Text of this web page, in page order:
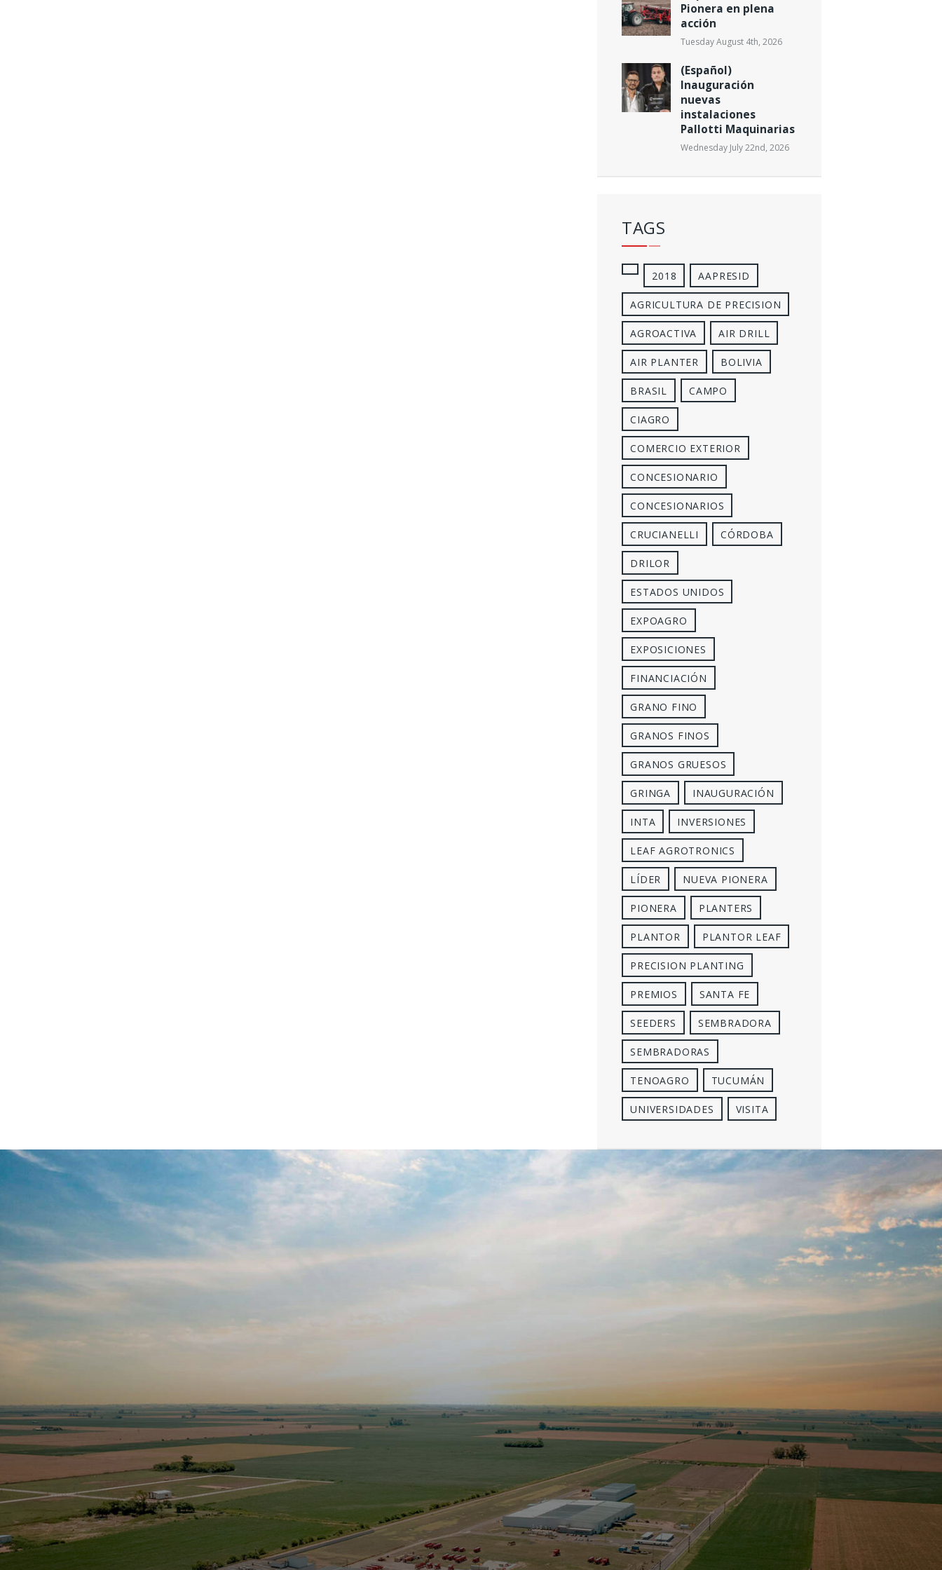
Pionera en plena
acción
Tuesday August 4th, 2026
(Español)
Inauguración
nuevas
instalaciones
Pallotti Maquinarias
Wednesday July 22nd, 2026
TAGS
2018 AAPRESID
AGRICULTURA DE PRECISION
AGROACTIVA AIR DRILL
AIR PLANTER BOLIVIA
BRASIL CAMPO
CIAGRO
COMERCIO EXTERIOR
CONCESIONARIO
CONCESIONARIOS
CRUCIANELLI CÓRDOBA
DRILOR
ESTADOS UNIDOS
EXPOAGRO
EXPOSICIONES
FINANCIACIÓN
GRANO FINO
GRANOS FINOS
GRANOS GRUESOS
GRINGA INAUGURACIÓN
INTA INVERSIONES
LEAF AGROTRONICS
LÍDER NUEVA PIONERA
PIONERA PLANTERS
PLANTOR PLANTOR LEAF
PRECISION PLANTING
PREMIOS SANTA FE
SEEDERS SEMBRADORA
SEMBRADORAS
TENOAGRO TUCUMÁN
UNIVERSIDADES VISITA